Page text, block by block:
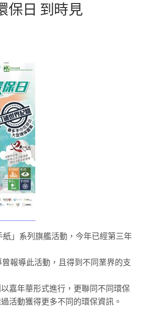
保日 到時見
紙」系列旗艦活動，今年已經第三年
報導此活動，且得到不同業界的支
嘉年華形式進行，更聯同不同環保
活動獲得更多不同的環保資訊。